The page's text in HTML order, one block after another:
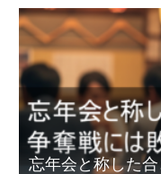
忘年会と称した